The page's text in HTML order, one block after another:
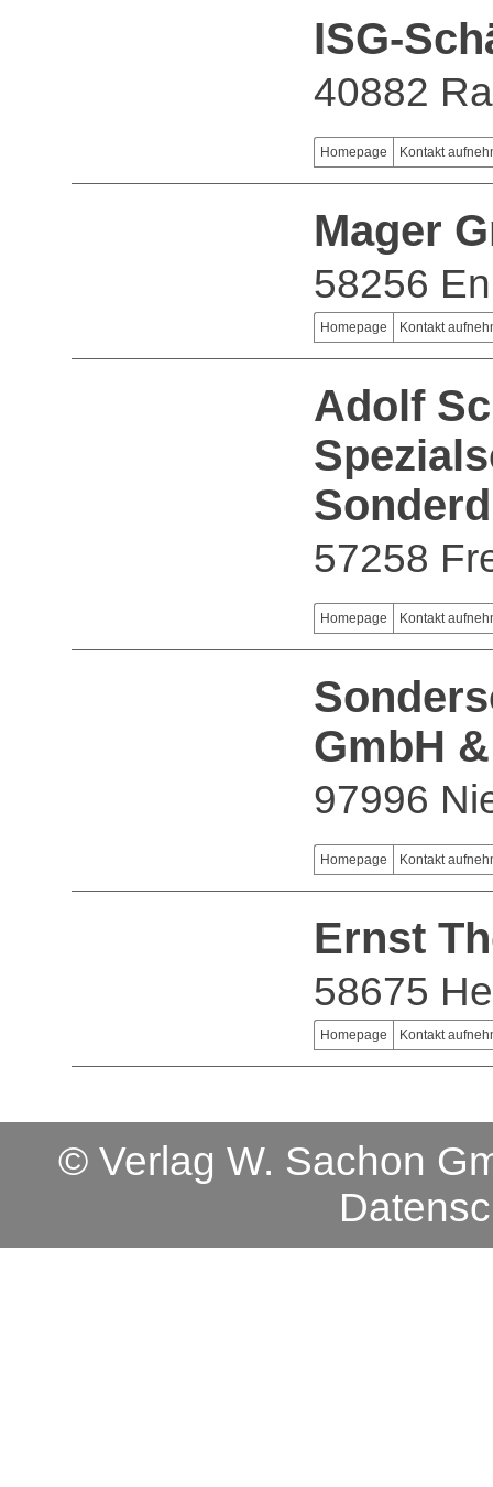
ISG-
40882
Homepage Kontakt
Mager
58256
Homepage Kontakt
Adolf
57258
Homepage Kontakt
GmbH
97996
Homepage Kontakt
Ernst
58675
Homepage Kontakt
© Verlag W. Sachon